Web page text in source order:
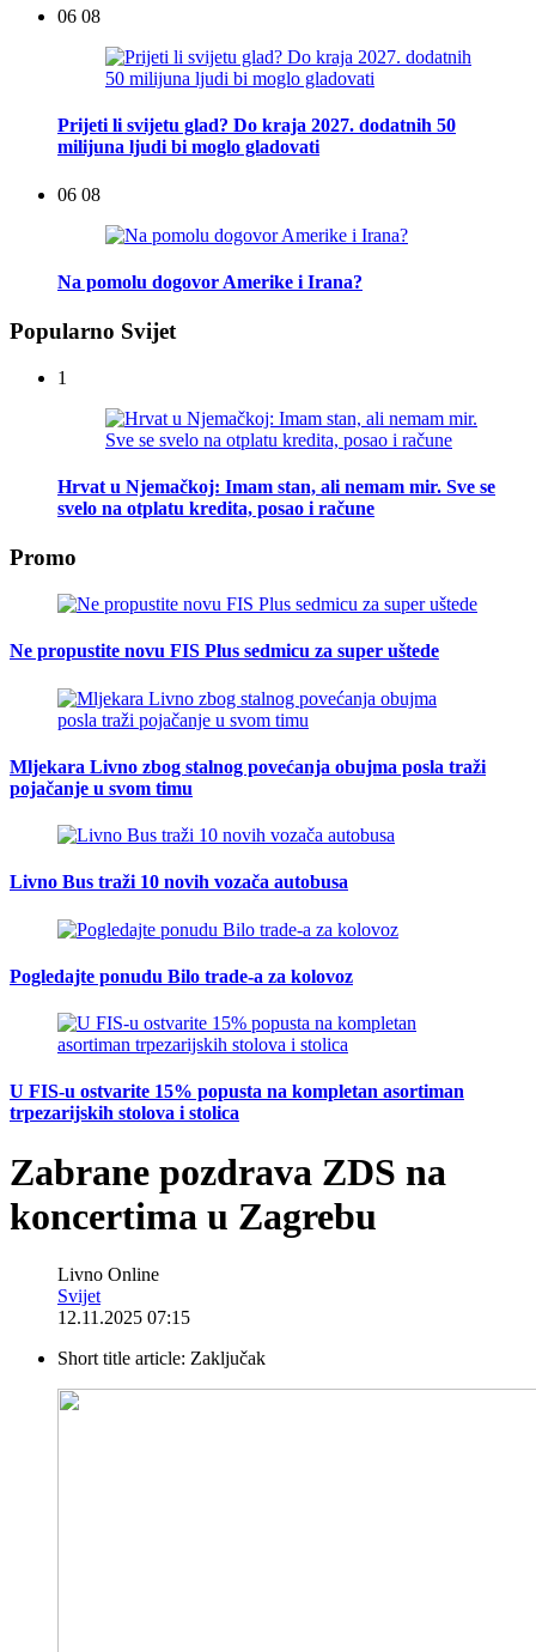
06 08
Prijeti li svijetu glad? Do kraja 2027. dodatnih 50
milijuna ljudi bi moglo gladovati
06 08
Na pomolu dogovor Amerike i Irana?
Popularno Svijet
1
Hrvat u Njemačkoj: Imam stan, ali nemam mir. Sve se
svelo na otplatu kredita, posao i račune
Promo
Ne propustite novu FIS Plus sedmicu za super uštede
Mljekara Livno zbog stalnog povećanja obujma posla traži
pojačanje u svom timu
Livno Bus traži 10 novih vozača autobusa
Pogledajte ponudu Bilo trade-a za kolovoz
U FIS-u ostvarite 15% popusta na kompletan asortiman
trpezarijskih stolova i stolica
Zabrane pozdrava ZDS na
koncertima u Zagrebu
Livno Online
Svijet
12.11.2025 07:15
Short title article: Zaključak